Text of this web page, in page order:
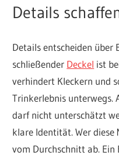
Details
Details entscheiden über
schließender Deckel ist
verhindert Kleckern und
Trinkerlebnis unterwegs.
darf nicht unterschätzt
klare Identität. Wer
vom Durchschnitt ab. Ein